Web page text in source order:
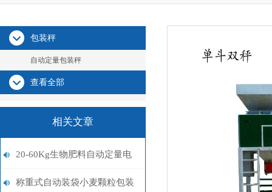
包装秤
自动定量包装秤
查看全部
相关文章
20-60Kg生物肥料自动定量电
子包装秤厂家
称重式自动装袋小麦颗粒包装